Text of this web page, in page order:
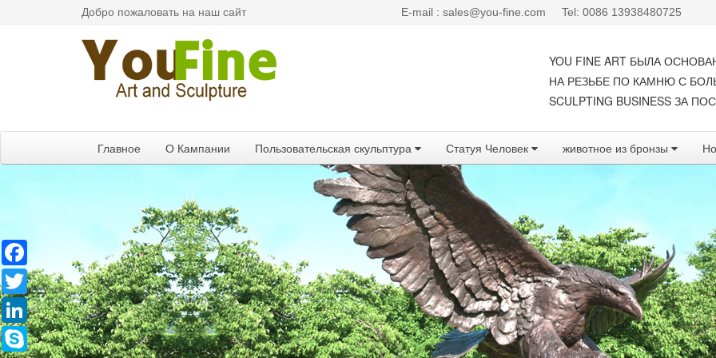
Добро пожаловать на наш сайт E-mail : sales@you-fine.com Tel: 0086 13938480725
YOU FINE ART БЫЛА
НА РЕЗЬБЕ ПО КАМНЮ С
SCULPTING BUSINESS ЗА
Главное О Кампании Пользовательская скульптура Статуя Человек животное из бронзы
Twitter
LinkedIn
Skype